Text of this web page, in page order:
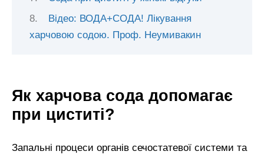
Відео: ВОДА+СОДА! Лікування
харчовою содою. Проф. Неумивакин
Як харчова сода допомагає
при циститі?
Запальні процеси органів сечостатевої системи та